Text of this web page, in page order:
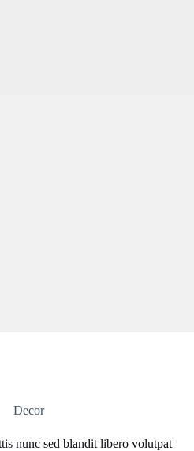
Decor
nunc sed blandit libero volutpat